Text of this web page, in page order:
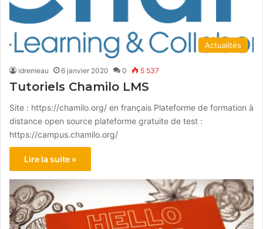
Actualités
idremeau 6 janvier 2020 0 5 537
Tutoriels Chamilo LMS
Site : https://chamilo.org/ en français Plateforme de formation à
distance open source plateforme gratuite de test :
https://campus.chamilo.org/
Lire la suite »